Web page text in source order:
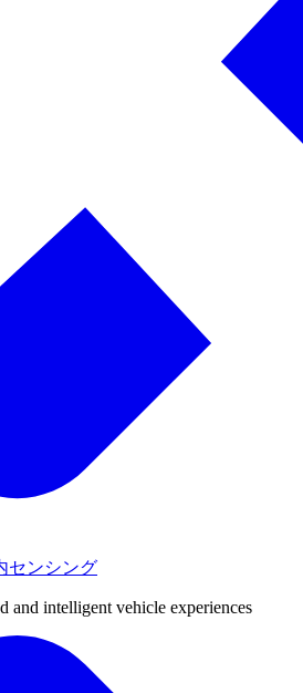
センシング
and intelligent vehicle experiences